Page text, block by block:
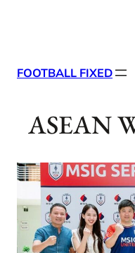
FOOTBALL FIXED
ASEAN